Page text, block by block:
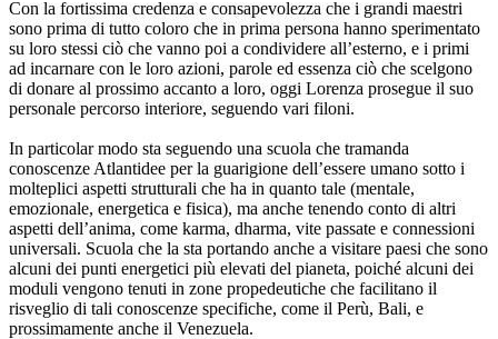
Con la fortissima credenza e consapevolezza che i grandi maestri
sono prima di tutto coloro che in prima persona hanno sperimentato
su loro stessi ciò che vanno poi a condividere all’esterno, e i primi
ad incarnare con le loro azioni, parole ed essenza ciò che scelgono
di donare al prossimo accanto a loro, oggi Lorenza prosegue il suo
personale percorso interiore, seguendo vari filoni.
In particolar modo sta seguendo una scuola che tramanda
conoscenze Atlantidee per la guarigione dell’essere umano sotto i
molteplici aspetti strutturali che ha in quanto tale (mentale,
emozionale, energetica e fisica), ma anche tenendo conto di altri
aspetti dell’anima, come karma, dharma, vite passate e connessioni
universali. Scuola che la sta portando anche a visitare paesi che sono
alcuni dei punti energetici più elevati del pianeta, poiché alcuni dei
moduli vengono tenuti in zone propedeutiche che facilitano il
risveglio di tali conoscenze specifiche, come il Perù, Bali, e
prossimamente anche il Venezuela.